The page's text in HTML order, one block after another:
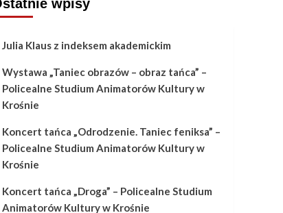
wpisy
Julia Klaus z indeksem akademickim
Wystawa „Taniec obrazów – obraz tańca” –
Policealne Studium Animatorów Kultury w
Krośnie
Koncert tańca „Odrodzenie. Taniec feniksa” –
Policealne Studium Animatorów Kultury w
Krośnie
Koncert tańca „Droga” – Policealne Studium
Animatorów Kultury w Krośnie